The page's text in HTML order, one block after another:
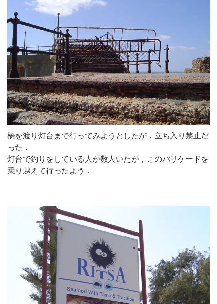
橋を渡り灯台まで行ってみようとしたが，立ち入り禁止だ
った．
灯台で釣りをしている人が数人いたが，このバリケードを
乗り越えて行ったよう．